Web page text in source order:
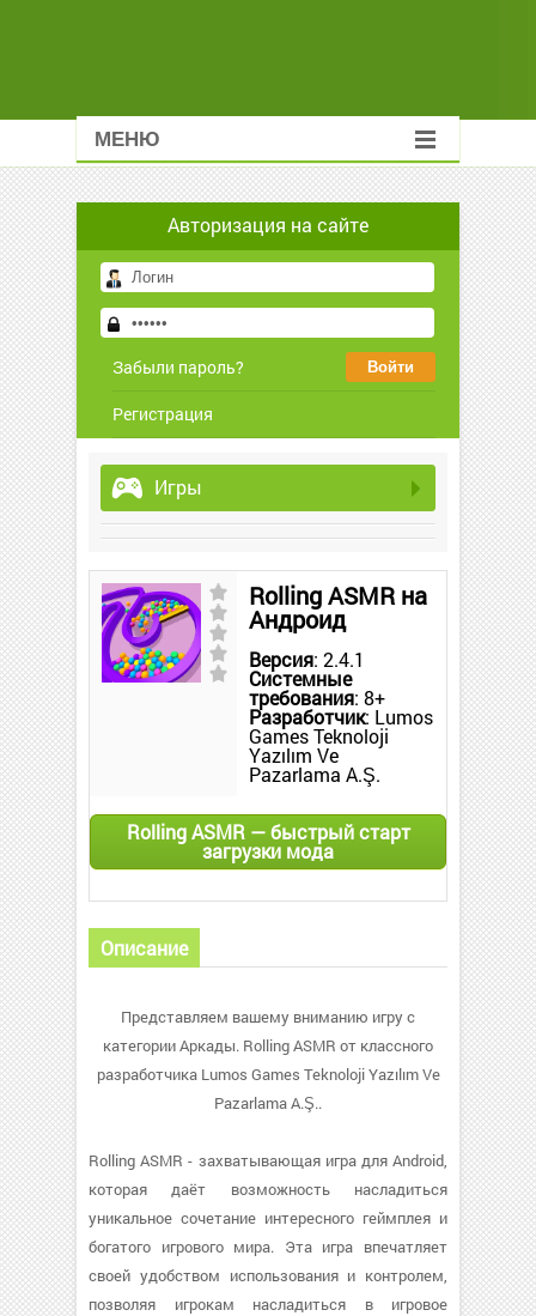
МЕНЮ
Авторизация на сайте
Забыли пароль?
Регистрация
Игры
Rolling ASMR на
Андроид
Версия: 2.4.1
Системные
требования: 8+
Разработчик: Lumos
Games Teknoloji
Yazılım Ve
Pazarlama A.Ş.
Rolling ASMR — быстрый старт
загрузки мода
Описание
Представляем вашему вниманию игру с
категории Аркады. Rolling ASMR от классного
разработчика Lumos Games Teknoloji Yazılım Ve
Pazarlama A.Ş..
Rolling ASMR - захватывающая игра для Android,
которая даёт возможность насладиться
уникальное сочетание интересного геймплея и
богатого игрового мира. Эта игра впечатляет
своей удобством использования и контролем,
позволяя игрокам насладиться в игровое